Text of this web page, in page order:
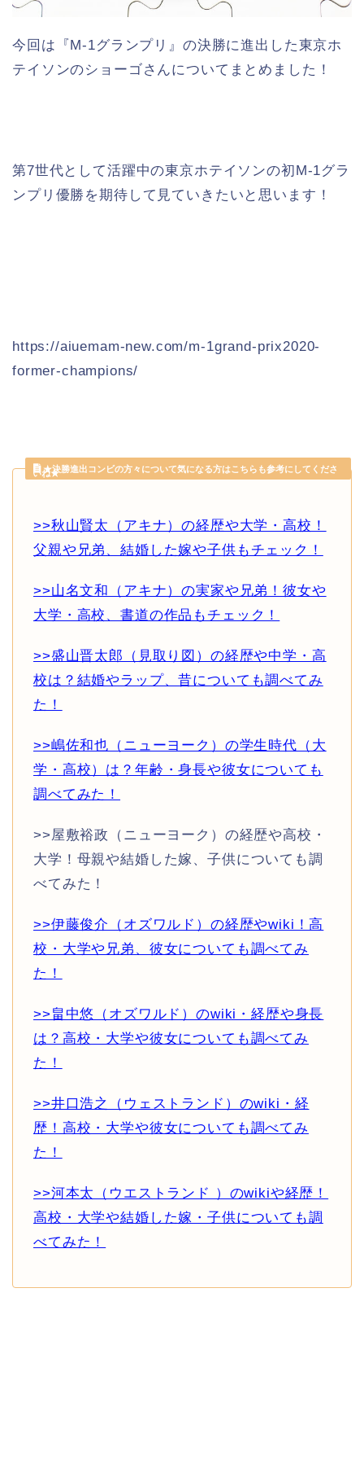
今回は『M-1グランプリ』の決勝に進出した東京ホ
テイソンのショーゴさんについてまとめました！
第7世代として活躍中の東京ホテイソンの初M-1グラ
ンプリ優勝を期待して見ていきたいと思います！
https://aiuemam-new.com/m-1grand-prix2020-
former-champions/
★決勝進出コンビの方々について気になる方はこちらも参考にしてくださ
いね★
>>秋山賢太（アキナ）の経歴や大学・高校！
父親や兄弟、結婚した嫁や子供もチェック！
>>山名文和（アキナ）の実家や兄弟！彼女や
大学・高校、書道の作品もチェック！
>>盛山晋太郎（見取り図）の経歴や中学・高
校は？結婚やラップ、昔についても調べてみ
た！
>>嶋佐和也（ニューヨーク）の学生時代（大
学・高校）は？年齢・身長や彼女についても
調べてみた！
>>屋敷裕政（ニューヨーク）の経歴や高校・
大学！母親や結婚した嫁、子供についても調
べてみた！
>>伊藤俊介（オズワルド）の経歴やwiki！高
校・大学や兄弟、彼女についても調べてみ
た！
>>畠中悠（オズワルド）のwiki・経歴や身長
は？高校・大学や彼女についても調べてみ
た！
>>井口浩之（ウェストランド）のwiki・経
歴！高校・大学や彼女についても調べてみ
た！
>>河本太（ウエストランド ）のwikiや経歴！
高校・大学や結婚した嫁・子供についても調
べてみた！